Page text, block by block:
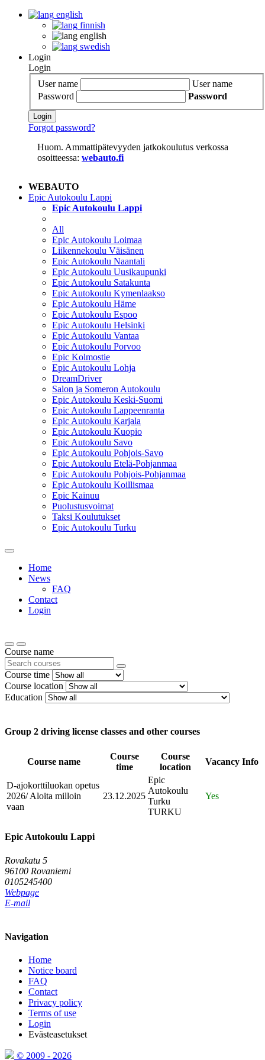
english
finnish
english
swedish
Login
Login
User name
User name
Password
Password
Login
Forgot password?
Huom. Ammattipätevyyden jatkokoulutus verkossa
osoitteessa: webauto.fi
WEBAUTO
Epic Autokoulu Lappi
Epic Autokoulu Lappi
All
Epic Autokoulu Loimaa
Liikennekoulu Väisänen
Epic Autokoulu Naantali
Epic Autokoulu Uusikaupunki
Epic Autokoulu Satakunta
Epic Autokoulu Kymenlaakso
Epic Autokoulu Häme
Epic Autokoulu Espoo
Epic Autokoulu Helsinki
Epic Autokoulu Vantaa
Epic Autokoulu Porvoo
Epic Kolmostie
Epic Autokoulu Lohja
DreamDriver
Salon ja Someron Autokoulu
Epic Autokoulu Keski-Suomi
Epic Autokoulu Lappeenranta
Epic Autokoulu Karjala
Epic Autokoulu Kuopio
Epic Autokoulu Savo
Epic Autokoulu Pohjois-Savo
Epic Autokoulu Etelä-Pohjanmaa
Epic Autokoulu Pohjois-Pohjanmaa
Epic Autokoulu Koillismaa
Epic Kainuu
Puolustusvoimat
Taksi Koulutukset
Epic Autokoulu Turku
Home
News
FAQ
Contact
Login
Course name
Course time
Course location
Education
Group 2 driving license classes and other courses
Course name
Course
time
Course
location
Vacancy Info
D-ajokorttiluokan opetus
2026/ Aloita milloin
vaan
23.12.2025
Epic
Autokoulu
Turku
TURKU
Yes
Epic Autokoulu Lappi
Rovakatu 5
96100 Rovaniemi
0105245400
Webpage
E-mail
Navigation
Home
Notice board
FAQ
Contact
Privacy policy
Terms of use
Login
Evästeasetukset
© 2009 - 2026